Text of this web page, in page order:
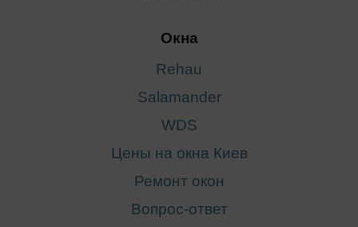
Окна
Rehau
Salamander
WDS
Цены на окна Киев
Ремонт окон
Вопрос-ответ